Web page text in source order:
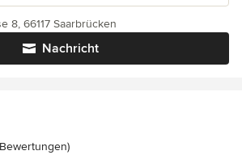
Nachricht
8, 66117 Saarbrücken
5 von 5 Sternen